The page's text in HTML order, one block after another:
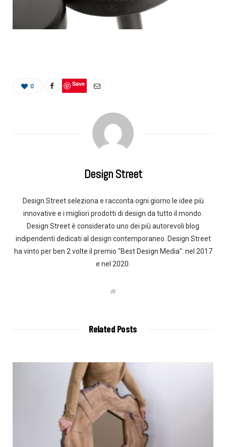
0 Save
Design Street
Design Street seleziona e racconta ogni giorno le idee più
innovative e i migliori prodotti di design da tutto il mondo.
Design Street è considerato uno dei più autorevoli blog
indipendenti dedicati al design contemporaneo. Design Street
ha vinto per ben 2 volte il premio "Best Design Media": nel 2017
e nel 2020.
W
Related Posts